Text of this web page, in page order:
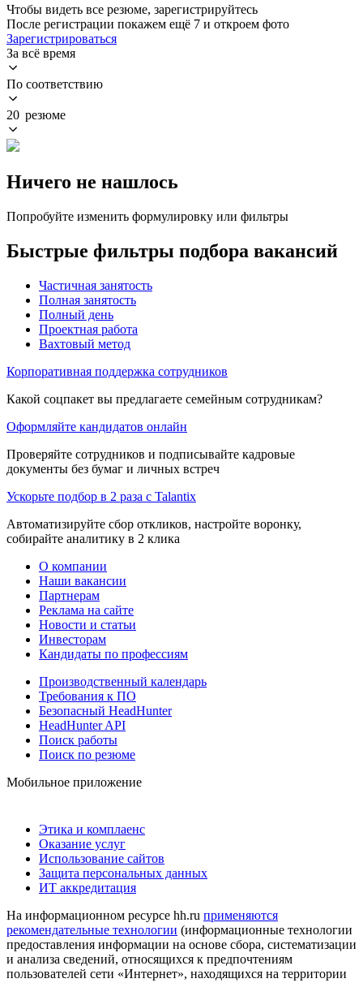
Чтобы видеть все резюме, зарегистрируйтесь
После регистрации покажем ещё 7 и откроем фото
Зарегистрироваться
За всё время
По соответствию
20 резюме
Ничего не нашлось
Попробуйте изменить формулировку или фильтры
Быстрые фильтры подбора вакансий
Частичная занятость
Полная занятость
Полный день
Проектная работа
Вахтовый метод
Корпоративная поддержка сотрудников
Какой соцпакет вы предлагаете семейным сотрудникам?
Оформляйте кандидатов онлайн
Проверяйте сотрудников и подписывайте кадровые
документы без бумаг и личных встреч
Ускорьте подбор в 2 раза с Talantix
Автоматизируйте сбор откликов, настройте воронку,
собирайте аналитику в 2 клика
О компании
Наши вакансии
Партнерам
Реклама на сайте
Новости и статьи
Инвесторам
Кандидаты по профессиям
Производственный календарь
Требования к ПО
Безопасный HeadHunter
HeadHunter API
Поиск работы
Поиск по резюме
Мобильное приложение
Этика и комплаенс
Оказание услуг
Использование сайтов
Защита персональных данных
ИТ аккредитация
На информационном ресурсе hh.ru применяются
рекомендательные технологии (информационные технологии
предоставления информации на основе сбора, систематизации
и анализа сведений, относящихся к предпочтениям
пользователей сети «Интернет», находящихся на территории